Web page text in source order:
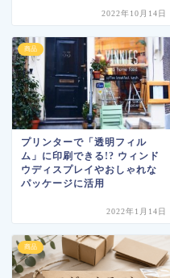
2022年10月14日
商品
プリンターで「透明フィル
ム」に印刷できる!? ウィンド
ウディスプレイやおしゃれな
パッケージに活用
2022年1月14日
商品